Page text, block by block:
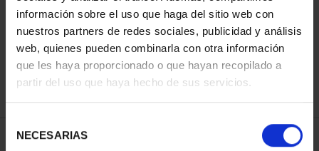
información sobre el uso que haga del sitio web con
nuestros partners de redes sociales, publicidad y análisis
web, quienes pueden combinarla con otra información
que les haya proporcionado o que hayan recopilado a
partir del uso que haya hecho de sus servicios.
NECESARIAS
REFINAR
2 Productos encontrados